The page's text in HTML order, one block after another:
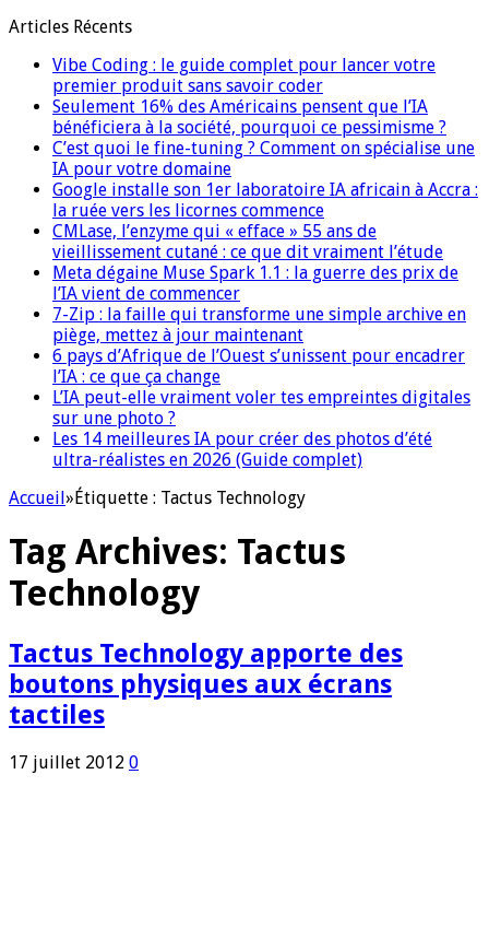
Articles Récents
Vibe Coding : le guide complet pour lancer votre
premier produit sans savoir coder
Seulement 16% des Américains pensent que l’IA
bénéficiera à la société, pourquoi ce pessimisme ?
C’est quoi le fine-tuning ? Comment on spécialise une
IA pour votre domaine
Google installe son 1er laboratoire IA africain à Accra :
la ruée vers les licornes commence
CMLase, l’enzyme qui « efface » 55 ans de
vieillissement cutané : ce que dit vraiment l’étude
Meta dégaine Muse Spark 1.1 : la guerre des prix de
l’IA vient de commencer
7-Zip : la faille qui transforme une simple archive en
piège, mettez à jour maintenant
6 pays d’Afrique de l’Ouest s’unissent pour encadrer
l’IA : ce que ça change
L’IA peut-elle vraiment voler tes empreintes digitales
sur une photo ?
Les 14 meilleures IA pour créer des photos d’été
ultra-réalistes en 2026 (Guide complet)
Accueil»Étiquette : Tactus Technology
Tag Archives: Tactus
Technology
Tactus Technology apporte des
boutons physiques aux écrans
tactiles
17 juillet 2012 0